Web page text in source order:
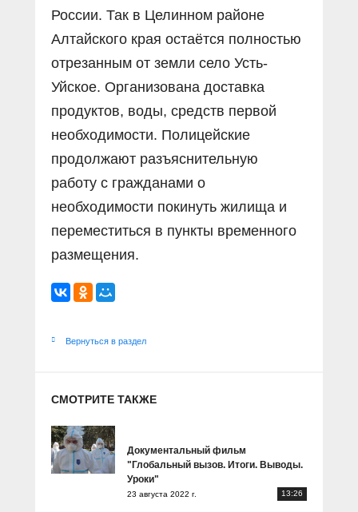
России. Так в Целинном районе
Алтайского края остаётся полностью
отрезанным от земли село Усть-
Уйское. Организована доставка
продуктов, воды, средств первой
необходимости. Полицейские
продолжают разъяснительную
работу с гражданами о
необходимости покинуть жилища и
переместиться в пункты временного
размещения.
Вернуться в раздел
СМОТРИТЕ ТАКЖЕ
Документальный фильм
"Глобальный вызов. Итоги. Выводы.
Уроки"
23 августа 2022 г. 13:26